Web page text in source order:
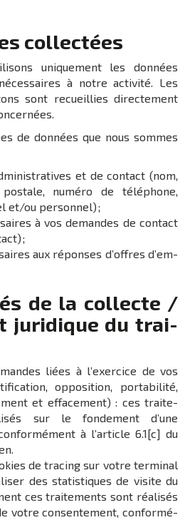
collec­tées
unique­ment les données
à notre acti­vité. Les
sont recueillies direc­te­ment
de données que nous sommes
et de contact (nom,
numéro de téléphone,
et/ou person­nel) ;
à vos demandes de contact
;
aux réponses d’offres d’em­
de la collecte /
juri­dique du trai­
liées à l’exer­cice de vos
oppo­si­tion, porta­bi­lité,
et effa­ce­ment) : ces trai­te­
sur le fonde­ment d’une
à l’ar­ticle 6.1[c] du
de tracing sur votre termi­nal
des statis­tiques de visite du
ces trai­te­ments sont réali­sés
votre consen­te­ment, confor­mé­